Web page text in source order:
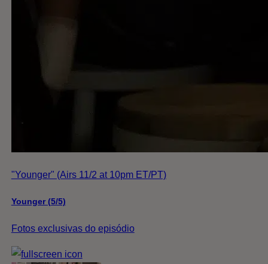
"Younger" (Airs 11/2 at 10pm ET/PT)
Younger (5/5)
Fotos exclusivas do episódio